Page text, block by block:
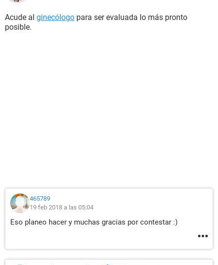
Acude al ginecólogo para ser evaluada lo más pronto
posible.
465789
19 feb 2018 a las 05:04
Eso planeo hacer y muchas gracias por contestar :)